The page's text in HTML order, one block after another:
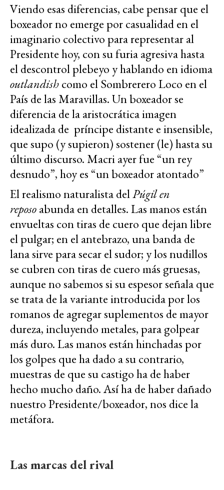
Viendo esas diferencias, cabe pensar que el
boxeador no emerge por casualidad en el
imaginario colectivo para representar al
Presidente hoy, con su furia agresiva hasta
el descontrol plebeyo y hablando en idioma
outlandishcomo el Sombrerero Loco en el
País de las Maravillas. Un boxeador se
diferencia de la aristocrática imagen
idealizada de príncipe distante e insensible,
que supo (y supieron) sostener (le) hasta su
último discurso. Macri ayer fue “un rey
desnudo”, hoy es “un boxeador atontado”
El realismo naturalista delPúgil en
reposoabunda en detalles. Las manos están
envueltas con tiras de cuero que dejan libre
el pulgar; en el antebrazo, una banda de
lana sirve para secar el sudor; y los nudillos
se cubren con tiras de cuero más gruesas,
aunque no sabemos si su espesor señala que
se trata de la variante introducida por los
romanos de agregar suplementos de mayor
dureza, incluyendo metales, para golpear
más duro. Las manos están hinchadas por
los golpes que ha dado a su contrario,
muestras de que su castigo ha de haber
hecho mucho daño. Así ha de haber dañado
nuestro Presidente/boxeador, nos dice la
metáfora.
Las marcas del rival